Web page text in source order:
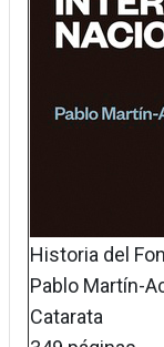
Historia del
Pablo Martín-
Catarata